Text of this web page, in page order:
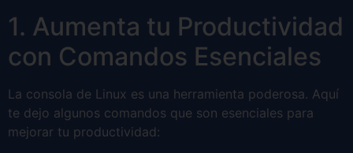
1. Aumenta tu Productividad
con Comandos Esenciales
La consola de Linux es una herramienta poderosa. Aquí
te dejo algunos comandos que son esenciales para
mejorar tu productividad: